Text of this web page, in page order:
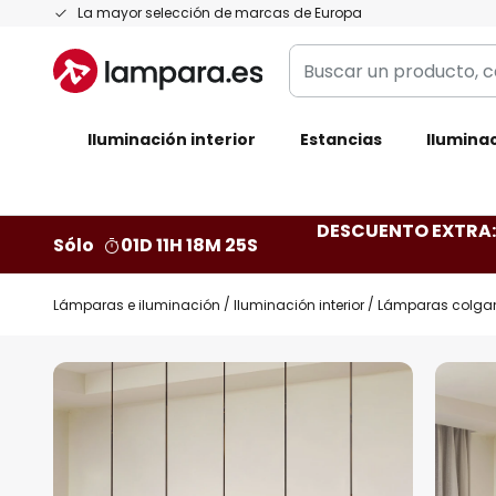
La mayor selección de marcas de Europa
Ir
contenido
Buscar
un
categoría,
Iluminación interior Estancias
Sólo 01D 11H 18M 24S
DESCUENTO
Lámparas e iluminación Iluminación interior Lámparas
Saltar
al